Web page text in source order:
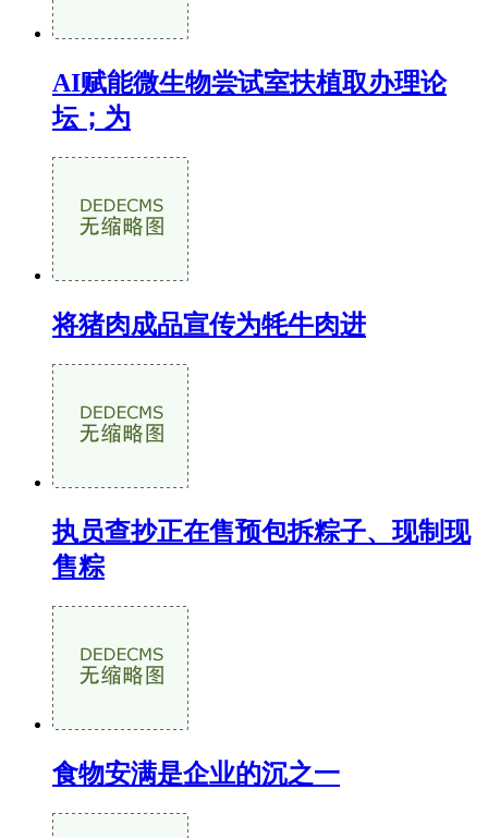
AI赋能微生物尝试室扶植取办理论
坛；为
将猪肉成品宣传为牦牛肉进
执员查抄正在售预包拆粽子、现制现
售粽
食物安满是企业的沉之一